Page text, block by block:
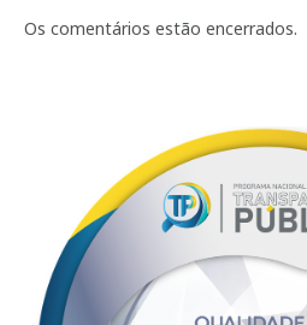
Os comentários estão encerrados.